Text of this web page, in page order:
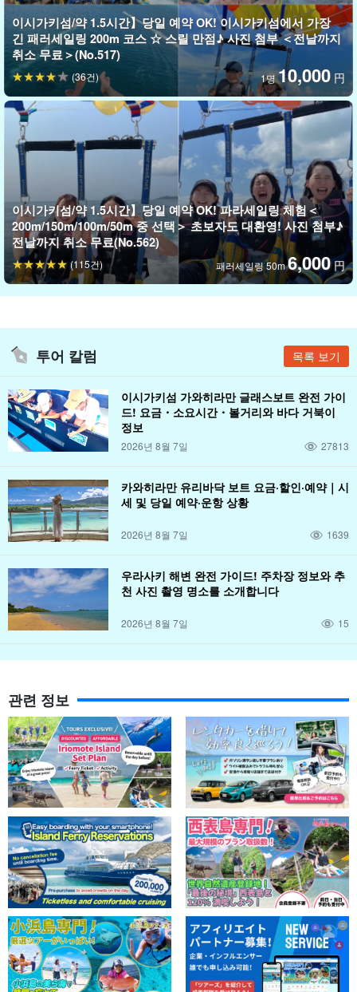
빈손으로 참가 OK! 처음 체험하는 분도 대환영☆!
안전 제일주의! 바다 상황과 바람에 맞춰 투어를 진행하며, 상공에서
도 큰 흔들림이 적기 때문에 처음 타는 사람도 안심하고 즐길 수 있
다.
평상복 차림으로 참가할 수 있고, 갈아입는 번거로움도 없다. 어른도
아이도 두근두근 설레는 체험을 할 수 있다!
스마트폰이 젖을 염려가 없다!
스마트폰의방수 케이스 무료 대여하고 있기 때문에 별도 구매
불필요. 이시가키섬의 상공에서 경치를 마음껏 즐기자!
활력 넘치는 스태프들이 만반의 준비를 하고 있다!
사진 데이터 무료 증정!
섬사람 특유의 '따뜻함'과 정성이 담긴 '만전 지원'으로 여러분을 하
늘로 힘차게 날려보내겠습니다☆.
배는 선내도 넓고 깨끗한 파라세일링 전용선이다.고객별 수하물 보
관함가방과 소품 보관용 가방도 구비되어 있어 짐이나 귀중품도 안
심하고 맡길 수 있습니다.
그리고 직원이 투어 중 사진을 촬영하여 체험이 끝난 후 데이터를 증
정하고 있습니다!
이시가키섬/약 1.5시간】당일 예약 OK! 이시가키섬에서 가장
긴 패러세일링 200m 코스 ☆ 스릴 만점♪ 사진 첨부 ＜전날까지
취소 무료＞(No.517)
1명10,000 円
(36건)
이시가키섬/약 1.5시간】당일 예약 OK! 파라세일링 체험＜
200m/150m/100m/50m 중 선택＞ 초보자도 대환영! 사진 첨부♪
전날까지 취소 무료(No.562)
패러세일링 50m6,000 円
(115건)
투어 칼럼 목록 보기
이시가키섬 가와히라만 글래스보트 완전 가이
드! 요금・소요시간・볼거리와 바다 거북이
정보
2026년 8월 7일 27813
카와히라만 유리바닥 보트 요금·할인·예약｜시
세 및 당일 예약·운항 상황
2026년 8월 7일 1639
우라사키 해변 완전 가이드! 주차장 정보와 추
천 사진 촬영 명소를 소개합니다
2026년 8월 7일 15
관련 정보